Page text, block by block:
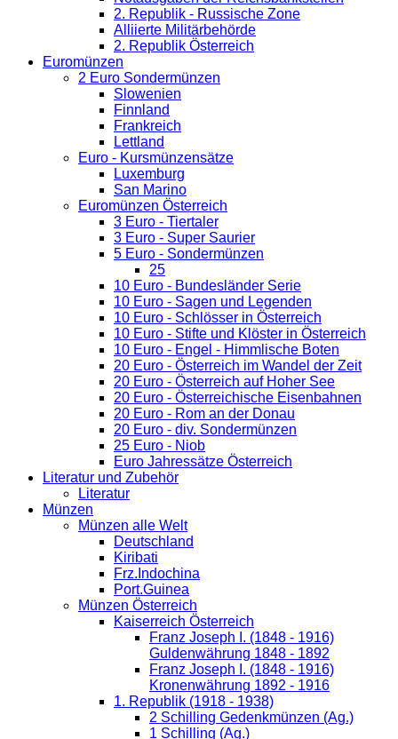
2. Republik - Russische Zone
Alliierte Militärbehörde
2. Republik Österreich
Euromünzen
2 Euro Sondermünzen
Slowenien
Finnland
Frankreich
Lettland
Euro - Kursmünzensätze
Luxemburg
San Marino
Euromünzen Österreich
3 Euro - Tiertaler
3 Euro - Super Saurier
5 Euro - Sondermünzen
25
10 Euro - Bundesländer Serie
10 Euro - Sagen und Legenden
10 Euro - Schlösser in Österreich
10 Euro - Stifte und Klöster in Österreich
10 Euro - Engel - Himmlische Boten
20 Euro - Österreich im Wandel der Zeit
20 Euro - Österreich auf Hoher See
20 Euro - Österreichische Eisenbahnen
20 Euro - Rom an der Donau
20 Euro - div. Sondermünzen
25 Euro - Niob
Euro Jahressätze Österreich
Literatur und Zubehör
Literatur
Münzen
Münzen alle Welt
Deutschland
Kiribati
Frz.Indochina
Port.Guinea
Münzen Österreich
Kaiserreich Österreich
Franz Joseph I. (1848 - 1916)
Guldenwährung 1848 - 1892
Franz Joseph I. (1848 - 1916)
Kronenwährung 1892 - 1916
1. Republik (1918 - 1938)
2 Schilling Gedenkmünzen (Ag.)
1 Schilling (Ag.)